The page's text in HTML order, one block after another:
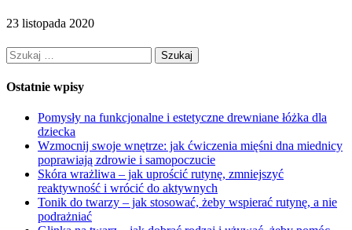
23 listopada 2020
Szukaj:
Ostatnie wpisy
Pomysły na funkcjonalne i estetyczne drewniane łóżka dla
dziecka
Wzmocnij swoje wnętrze: jak ćwiczenia mięśni dna miednicy
poprawiają zdrowie i samopoczucie
Skóra wrażliwa – jak uprościć rutynę, zmniejszyć
reaktywność i wrócić do aktywnych
Tonik do twarzy – jak stosować, żeby wspierać rutynę, a nie
podrażniać